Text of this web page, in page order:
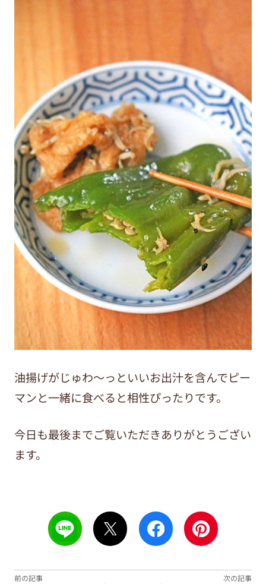
油揚げがじゅわ～っといいお出汁を含んでピー
マンと一緒に食べると相性ぴったりです。
今日も最後までご覧いただきありがとうござい
ます。